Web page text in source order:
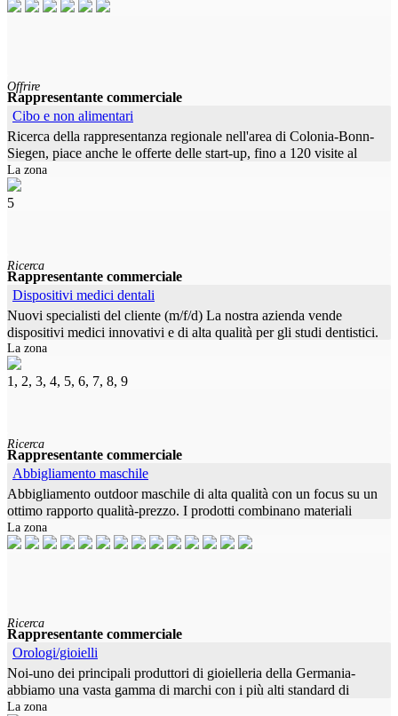
Offrire
Rappresentante commerciale
Cibo e non alimentari
Ricerca della rappresentanza regionale nell'area di Colonia-Bonn-
Siegen, piace anche le offerte delle start-up, fino a 120 visite al
mese, ottima conoscenza nel campo della Lancio del prodotto ,
La zona
5
Ricerca
Rappresentante commerciale
Dispositivi medici dentali
Nuovi specialisti del cliente (m/f/d) La nostra azienda vende
dispositivi medici innovativi e di alta qualità per gli studi dentistici.
I nostri prodotti sono ottime alternative con un alto rapporto
La zona
1, 2, 3, 4, 5, 6, 7, 8, 9
Ricerca
Rappresentante commerciale
Abbigliamento maschile
Abbigliamento outdoor maschile di alta qualità con un focus su un
ottimo rapporto qualità-prezzo. I prodotti combinano materiali
resistenti, comfort da indossare e un design pulito e senza tempo,
La zona
Ricerca
Rappresentante commerciale
Orologi/gioielli
Noi-uno dei principali produttori di gioielleria della Germania-
abbiamo una vasta gamma di marchi con i più alti standard di
qualità e design
La zona